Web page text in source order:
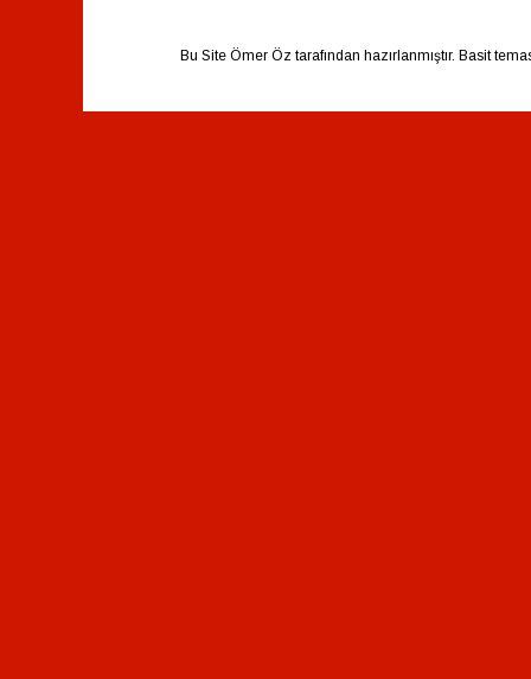
Bu Site Ömer Öz tarafından hazırlanmıştır. Basit